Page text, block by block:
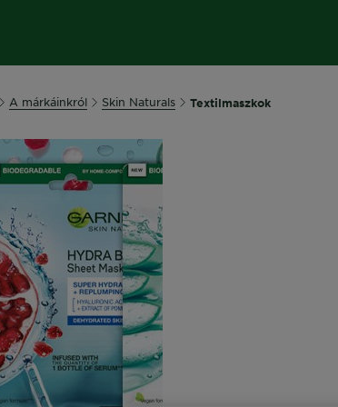
A márkáinkról Skin Naturals Textilmaszkok